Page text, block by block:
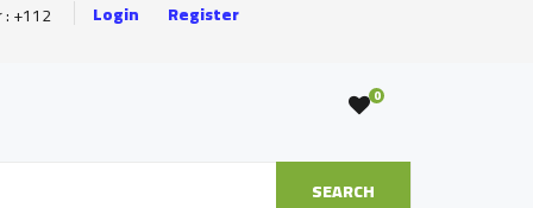
: +112 Login Register
0
SEARCH